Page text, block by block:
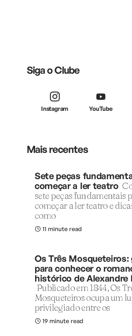
Siga o Clube
Instagram YouTube
Mais recentes
Sete peças
começar a ler teatro
sete peças fundamentais
começar a ler teatro e
como
11 minute read
Os Três Mosqueteiros:
para conhecer o
histórico de Alexandre
Publicado em 1844, Os
Mosqueteiros ocupa um
privilegiado entre os
19 minute read